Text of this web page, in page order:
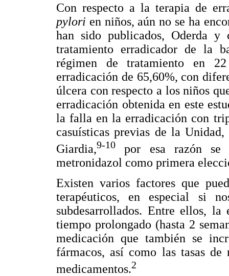
Con respecto a la terapia de
pylori en niños, aún no se ha
han sido publicados, Oderda
tratamiento erradicador de la
régimen de tratamiento en
erradicación de 65,60%, con
úlcera con respecto a los niños
erradicación obtenida en este
la falla en la erradicación con
casuísticas previas de la
Giardia,9-10 por esa razón se
metronidazol como primera
Existen varios factores que
terapéuticos, en especial si
subdesarrollados. Entre ellos,
tiempo prolongado (hasta 2
medicación que también se
fármacos, así como las tasas
medicamentos.2